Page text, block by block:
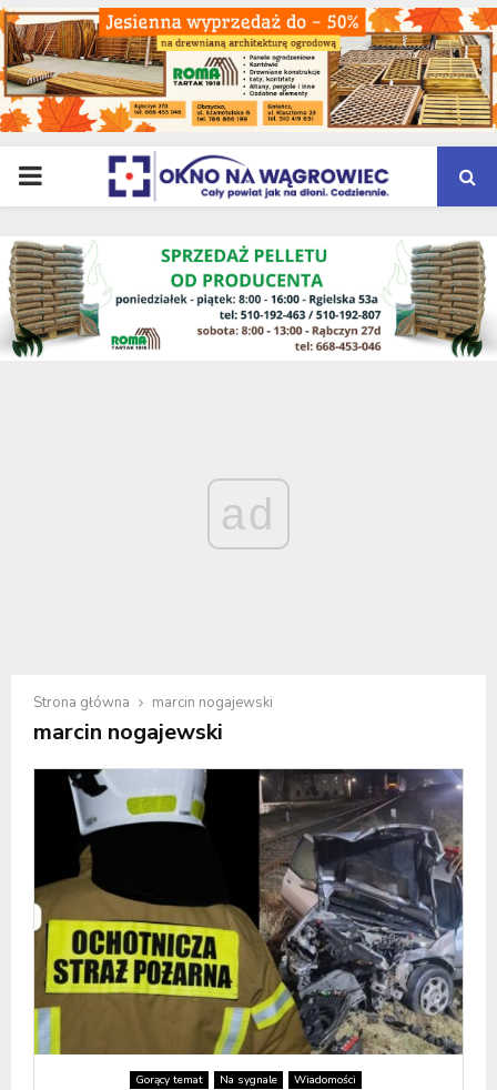
PRIMARY
MENU
ad
Strona główna marcin nogajewski
marcin nogajewski
Gorący temat Na sygnale Wiadomości